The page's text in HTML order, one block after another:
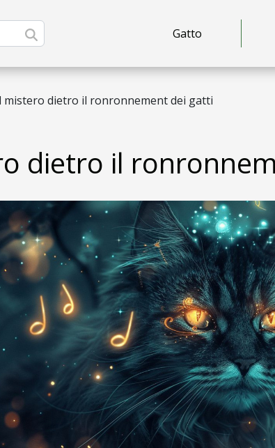
Gatto
mistero dietro il ronronnement dei gatti
dietro il